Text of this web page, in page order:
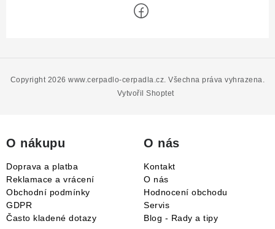
Vytvořil Shoptet
Copyright 2026www.cerpadlo-cerpadla.cz. Všechna práva vyhrazena.
O nákupu
Doprava a platba
Reklamace a vrácení
Obchodní podmínky
GDPR
Často kladené dotazy
O nás
Kontakt
O nás
Hodnocení obchodu
Servis
Blog - Rady a tipy